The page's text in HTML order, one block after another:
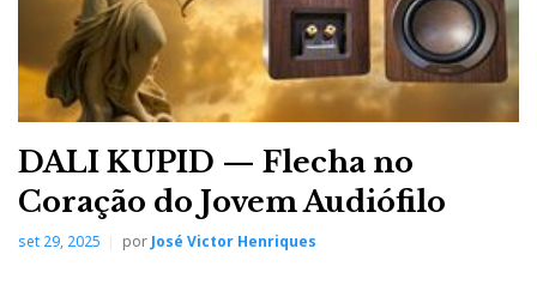
DALI KUPID — Flecha no
Coração do Jovem Audiófilo
set 29, 2025 porJosé Victor Henriques